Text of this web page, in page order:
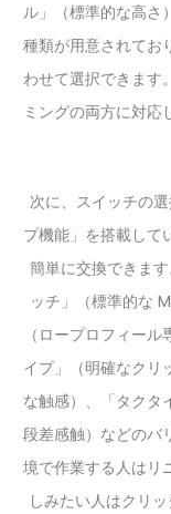
ル」（標準的な高さ
種類が用意されてお
わせて選択できます
ミングの両方に対応
次に、スイッチの
プ機能」を搭載して
簡単に交換できま
ッチ」（標準的な
（ロープロフィー
イプ」（明確なクリ
な触感）、「タクタ
段差感触）などのバ
境で作業する人はリ
しみたい人はクリ